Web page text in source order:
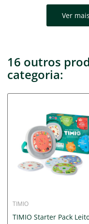
Ver
16 outros
categoria:
TIMIO
TIMIO Starter Pack